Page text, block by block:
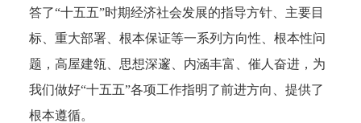
答了“十五五”时期经济社会发展的指导方针、主要目
标、重大部署、根本保证等一系列方向性、根本性问
题，高屋建瓴、思想深邃、内涵丰富、催人奋进，为
我们做好“十五五”各项工作指明了前进方向、提供了
根本遵循。